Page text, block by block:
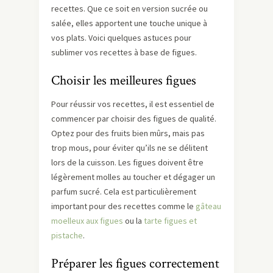
recettes. Que ce soit en version sucrée ou
salée, elles apportent une touche unique à
vos plats. Voici quelques astuces pour
sublimer vos recettes à base de figues.
Choisir les meilleures figues
Pour réussir vos recettes, il est essentiel de
commencer par choisir des figues de qualité.
Optez pour des fruits bien mûrs, mais pas
trop mous, pour éviter qu’ils ne se délitent
lors de la cuisson. Les figues doivent être
légèrement molles au toucher et dégager un
parfum sucré. Cela est particulièrement
important pour des recettes comme le gâteau
moelleux aux figues ou la tarte figues et
pistache.
Préparer les figues correctement